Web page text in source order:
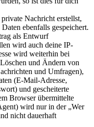
Nachricht erstellst,
ebenfalls gespeichert.
als Entwurf
wird auch deine IP-
wird weiterhin bei
und Ändern von
und Umfragen),
(E-Mail-Adresse,
und gescheiterte
Browser übermittelte
wird nur in der „Wer
nicht dauerhaft